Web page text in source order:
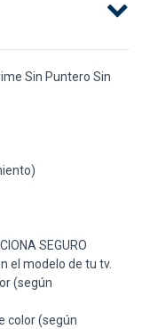
Sin Puntero Sin
SEGURO
el modelo de tu tv.
(según
color (según